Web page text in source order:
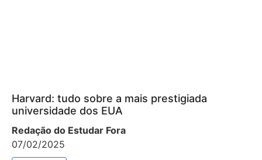
Harvard: tudo sobre a mais prestigiada
universidade dos EUA
Redação do Estudar Fora
07/02/2025